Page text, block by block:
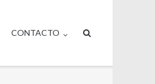
CONTACTO